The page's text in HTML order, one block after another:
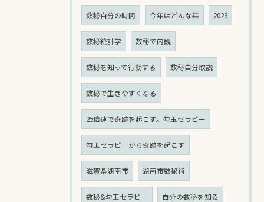
数秘自分の時間 今年はどんな年 2023
数秘統計学 数秘で内観
数秘を知って行動する 数秘自分取説
数秘で生きやすくなる
25倍速で奇跡を起こす。勾玉セラピー
勾玉セラピーから奇跡を起こす
滋賀県湖南市 湖南市数秘術
数秘&勾玉セラピー 自分の数秘を知る